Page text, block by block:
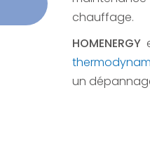
chauffage.
HOMENERGY
un